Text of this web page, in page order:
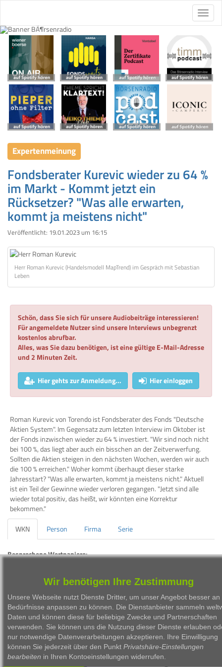
Expertenmeinung
Fondsberater Kurevic wieder zu 64 %
im Markt - Kommt jetzt ein
Rücksetzer? "Was alle erwarten,
kommt ja meistens nicht"
Veröffentlicht: 19.01.2023 um 16:15
Herr Roman Kurevic (Handelsmodell MapTrend) im Gespräch mit Sebastian
Leben
Schön, dass Sie sich für unsere Audiobeiträge interessieren!
Für angemeldete Nutzer sind unsere Interviews unbegrenzt
kostenlos abrufbar.
Alles, was Sie dazu benötigen, ist eine gültige E-Mail-Adresse
und 2 Minuten Zeit.
Hier gehts zur Anmeldung... Hier einloggen
Roman Kurevic von Torendo ist Fondsberater des Fonds "Deutsche
Aktien System". Im Gegensatz zum letzten Interview im Oktober ist
der Fonds inzwischen wieder zu 64 % investiert. "Wir sind noch nicht
bei 100 %, das liegt aber auch ein bisschen an der Zeitverwerfung.
Sollten die Aktien steigen in den nächsten Wochen, werden wir auch
die 100 % erreichen." Woher kommt überhaupt dieser starke
Jahresstart? "Was alle erwarten, kommt ja meistens nicht." Aktuell
ist ein Teil der Gewinne wieder verloren gegangen. "Jetzt sind alle
wieder total positiv, das heißt, wir könnten eine Korrektur
bekommen."
WKN
Person Firma Serie
Besprochene Wertpapiere:
A2DXXA
Torendo Deutsche Aktien System LU168725485
1999 - 2026 Börsen Radio Network AG
Wir benötigen Ihre Zustimmung
Unsere Webseite nutzt Dienste Dritter, um unser Angebot besser an
Bedürfnisse anpassen zu können. Die Dienstanbieter sammeln
Daten und können diese für beliebige Zwecke und Partnerschaften
verwenden. Sie können uns die Nutzung dieser Dienste erlauben
nur notwendige Datenverarbeitungen akzeptieren. Ihre Einwilligung
können Sie jederzeit über den Punkt Privatshäre-Einstellungen
bearbeiten in Ihren Kontoeinstellungen widerrufen.